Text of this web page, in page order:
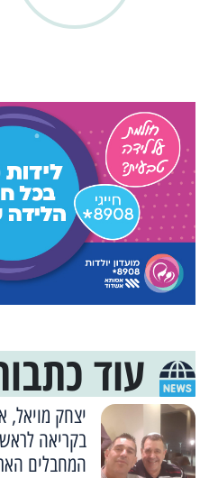
עוד
יצחק מויאל,
בקריאה
המחבלים